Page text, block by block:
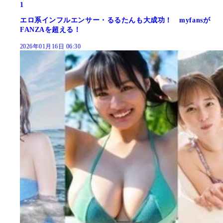
1
エロ系インフルエンサー・るるたんも大成功！ myfansが
FANZAを超える！
2026年01月16日 06:30